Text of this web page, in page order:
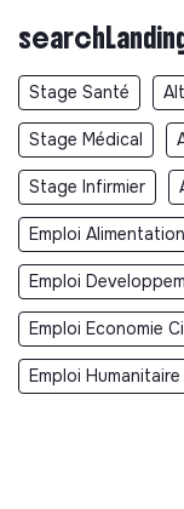
Stage Santé
Stage Médical
Stage Infirmier
Emploi
Emploi
Emploi Economie
Emploi Humanitaire